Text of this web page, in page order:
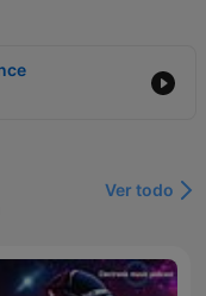
Ver todo